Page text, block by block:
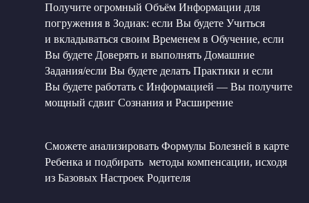
Получите огромный Объём Информации для
погружения в Зодиак: если Вы будете Учиться
и вкладываться своим Временем в Обучение, если
Вы будете Доверять и выполнять Домашние
Задания/если Вы будете делать Практики и если
Вы будете работать с Информацией — Вы получите
мощный сдвиг Сознания и Расширение
Cможете анализировать Формулы Болезней в карте
Ребенка и подбирать методы компенсации, исходя
из Базовых Настроек Родителя